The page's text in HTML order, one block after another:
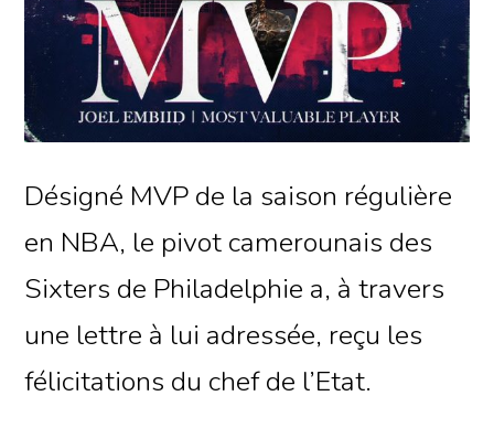
Désigné MVP de la saison régulière
en NBA, le pivot camerounais des
Sixters de Philadelphie a, à travers
une lettre à lui adressée, reçu les
félicitations du chef de l’Etat.